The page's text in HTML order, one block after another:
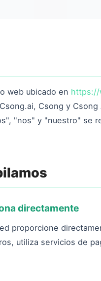
web ubicado en https://
Csong y Csong
"nos" y "nuestro" se
directamente
proporcione
utiliza servicios de